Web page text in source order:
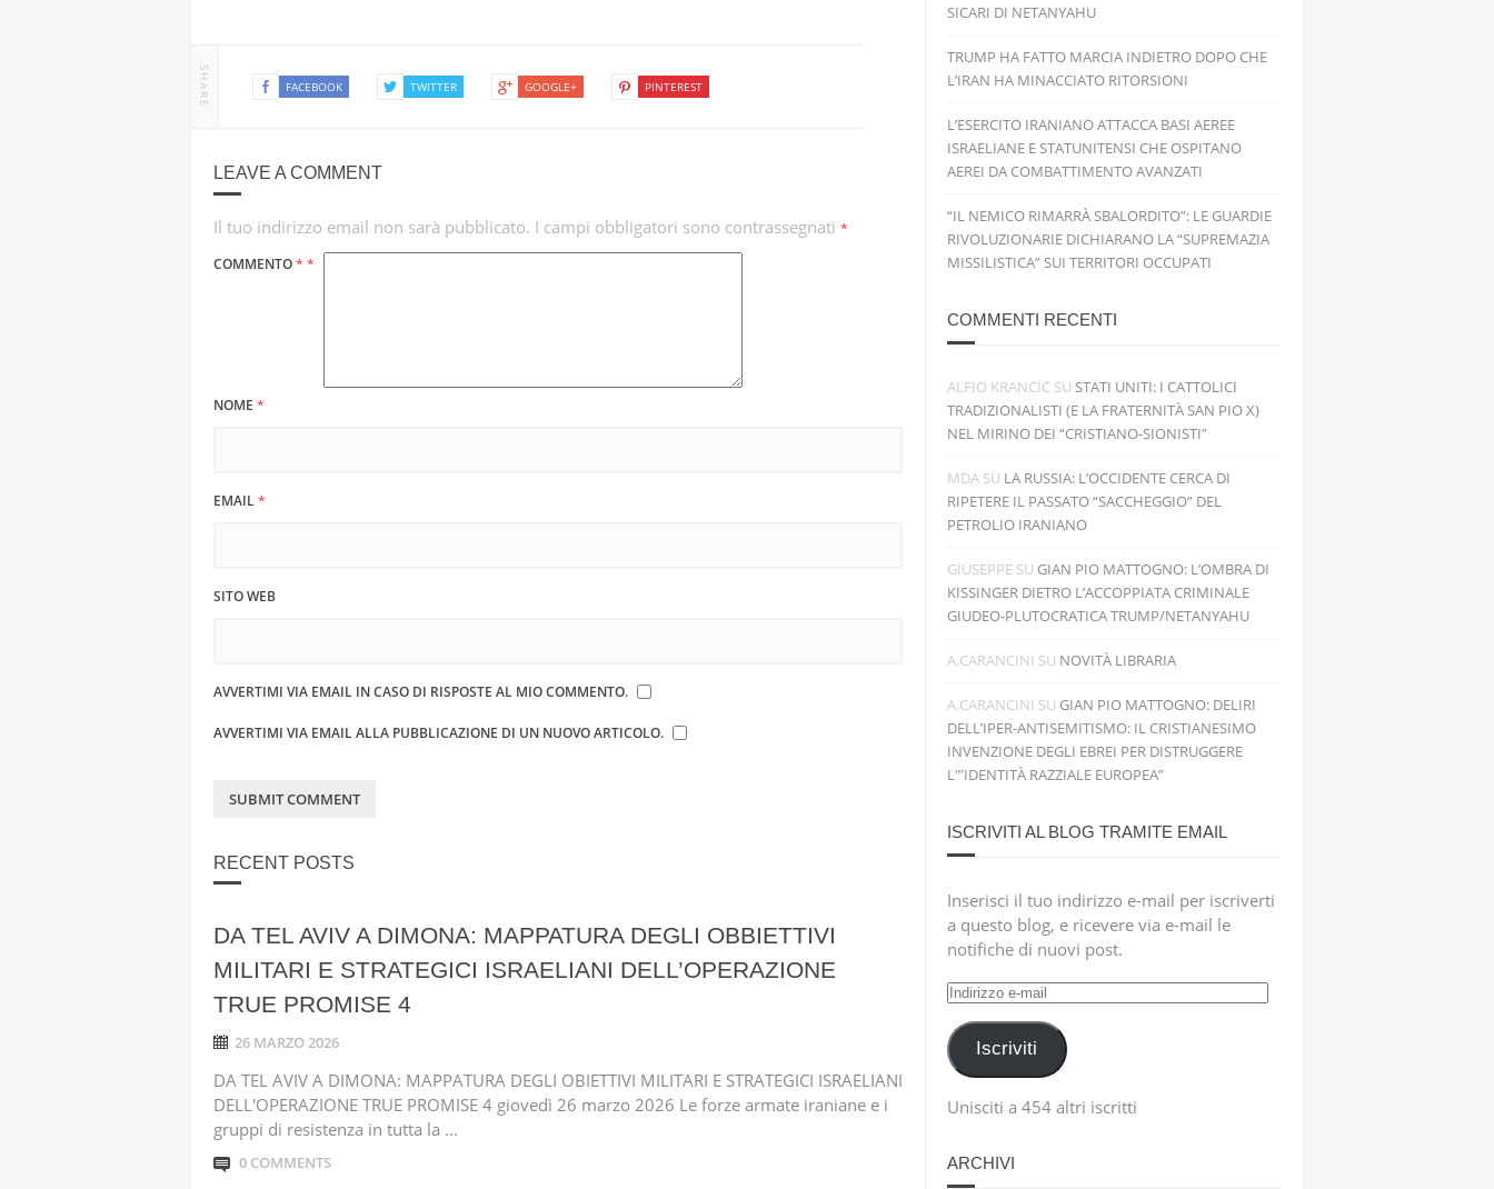
SHARE FACEBOOK TWITTER GOOGLE+ PINTEREST
LEAVE A COMMENT
Il tuo indirizzo email non sarà pubblicato. I campi obbligatori sono contrassegnati *
COMMENTO* *
NOME *
EMAIL*
SITO WEB
AVVERTIMI VIA EMAIL IN CASO DI RISPOSTE AL MIO COMMENTO.
AVVERTIMI VIA EMAIL ALLA PUBBLICAZIONE DI UN NUOVO ARTICOLO.
RECENT POSTS
DA TEL AVIV A DIMONA: MAPPATURA DEGLI OBBIETTIVI
MILITARI E STRATEGICI ISRAELIANI DELL’OPERAZIONE
TRUE PROMISE 4
26 MARZO 2026
DA TEL AVIV A DIMONA: MAPPATURA DEGLI OBIETTIVI MILITARI E STRATEGICI ISRAELIANI
DELL'OPERAZIONE TRUE PROMISE 4 giovedì 26 marzo 2026 Le forze armate iraniane e i
gruppi di resistenza in tutta la ...
0 COMMENTS
SICARI DI NETANYAHU
TRUMP HA FATTO MARCIA INDIETRO DOPO CHE
L’IRAN HA MINACCIATO RITORSIONI
L’ESERCITO IRANIANO ATTACCA BASI AEREE
ISRAELIANE E STATUNITENSI CHE OSPITANO
AEREI DA COMBATTIMENTO AVANZATI
“IL NEMICO RIMARRÀ SBALORDITO”: LE GUARDIE
RIVOLUZIONARIE DICHIARANO LA “SUPREMAZIA
MISSILISTICA” SUI TERRITORI OCCUPATI
COMMENTI RECENTI
ALFIO KRANCIC SU STATI UNITI: I CATTOLICI
TRADIZIONALISTI (E LA FRATERNITÀ SAN PIO X)
NEL MIRINO DEI “CRISTIANO-SIONISTI”
MDA SU LA RUSSIA: L’OCCIDENTE CERCA DI
RIPETERE IL PASSATO “SACCHEGGIO” DEL
PETROLIO IRANIANO
GIUSEPPE SU GIAN PIO MATTOGNO: L’OMBRA DI
KISSINGER DIETRO L’ACCOPPIATA CRIMINALE
GIUDEO-PLUTOCRATICA TRUMP/NETANYAHU
A.CARANCINI SU NOVITÀ LIBRARIA
A.CARANCINI SU GIAN PIO MATTOGNO: DELIRI
DELL’IPER-ANTISEMITISMO: IL CRISTIANESIMO
INVENZIONE DEGLI EBREI PER DISTRUGGERE
L'”IDENTITÀ RAZZIALE EUROPEA”
ISCRIVITI AL BLOG TRAMITE EMAIL
Inserisci il tuo indirizzo e-mail per iscriverti
a questo blog, e ricevere via e-mail le
notifiche di nuovi post.
Indirizzo
mailIscriviti
Unisciti a 454 altri iscritti
ARCHIVI